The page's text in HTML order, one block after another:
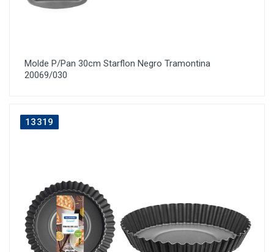
Molde P/Pan 30cm Starflon Negro Tramontina
20069/030
13319